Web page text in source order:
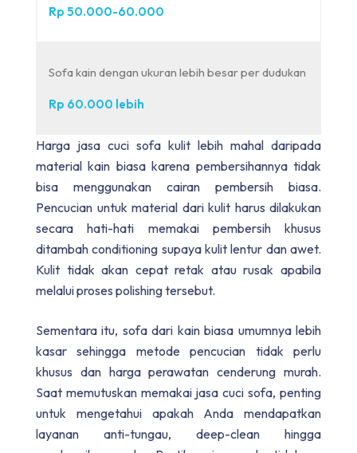
Rp 50.000-60.000
Sofa kain dengan ukuran lebih besar per dudukan
Rp 60.000 lebih
Harga jasa cuci sofa kulit lebih mahal daripada
material kain biasa karena pembersihannya tidak
bisa menggunakan cairan pembersih biasa.
Pencucian untuk material dari kulit harus dilakukan
secara hati-hati memakai pembersih khusus
ditambah conditioning supaya kulit lentur dan awet.
Kulit tidak akan cepat retak atau rusak apabila
melalui proses polishing tersebut.
Sementara itu, sofa dari kain biasa umumnya lebih
kasar sehingga metode pencucian tidak perlu
khusus dan harga perawatan cenderung murah.
Saat memutuskan memakai jasa cuci sofa, penting
untuk mengetahui apakah Anda mendapatkan
layanan anti-tungau, deep-clean hingga